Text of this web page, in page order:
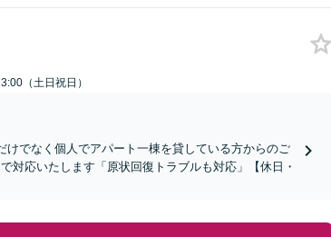
（土日祝日）
けでなく個人でアパート一棟を貸している方からのご
対応いたします「原状回復トラブルも対応」【休日・